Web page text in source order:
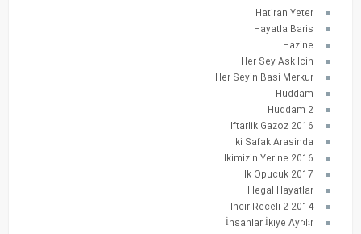
Hatiran Yeter
Hayatla Baris
Hazine
Her Sey Ask Icin
Her Seyin Basi Merkur
Huddam
Huddam 2
Iftarlik Gazoz 2016
Iki Safak Arasinda
Ikimizin Yerine 2016
Ilk Opucuk 2017
Illegal Hayatlar
Incir Receli 2 2014
İnsanlar İkiye Ayrılır